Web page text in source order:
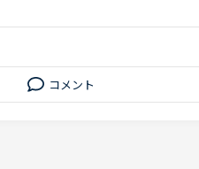
コメント